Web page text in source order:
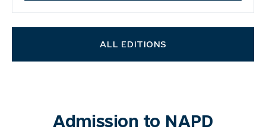
ALL EDITIONS
Admission to NAPD